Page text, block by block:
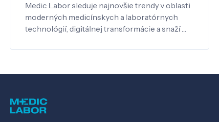
Medic Labor sleduje najnovšie trendy v oblasti
moderných medicínskych a laboratórnych
technológií, digitálnej transformácie a snaží …